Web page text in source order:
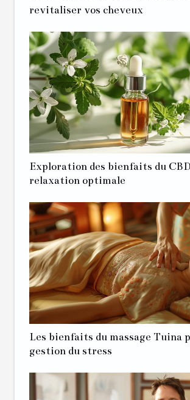
revitaliser vos cheveux
Exploration des bienfaits du
relaxation optimale
Les bienfaits du massage Tuina
gestion du stress